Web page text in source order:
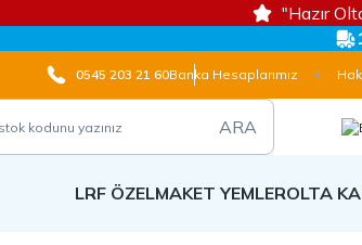
"Hazır
0545 203 21 60Banka Hesaplarımız
ARA
LRF ÖZELMAKET YEMLEROLTA